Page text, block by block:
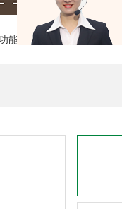
能电表 > ADL400M-CT-